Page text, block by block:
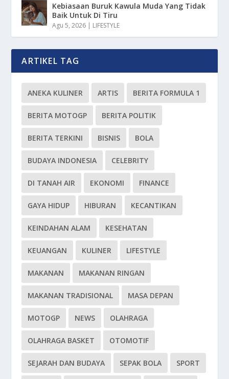
Kebiasaan Buruk Kawula Muda Yang Tidak
Baik Untuk Di Tiru
Agu 5, 2026 | LIFESTYLE
ARTIKEL TAG
ANEKA KULINER ARTIS BERITA FORMULA 1
BERITA MOTOGP BERITA POLITIK
BERITA TERKINI BISNIS BOLA
BUDAYA INDONESIA CELEBRITY
DI TANAH AIR EKONOMI FINANCE
GAYA HIDUP HIBURAN KECANTIKAN
KEINDAHAN ALAM KESEHATAN
KEUANGAN KULINER LIFESTYLE
MAKANAN MAKANAN RINGAN
MAKANAN TRADISIONAL MASA DEPAN
MOTOGP NEWS OLAHRAGA
OLAHRAGA BASKET OTOMOTIF
SEJARAH DAN BUDAYA SEPAK BOLA SPORT